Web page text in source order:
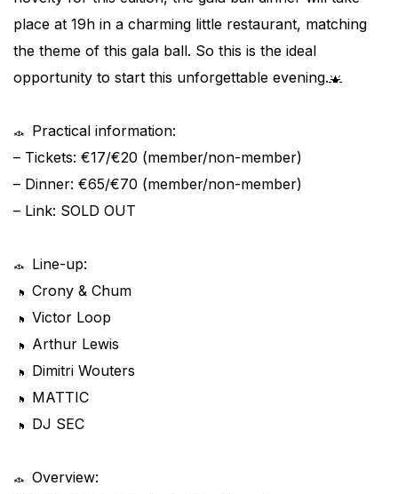
place at 19h in a charming little restaurant, matching
the theme of this gala ball. So this is the ideal
opportunity to start this unforgettable evening.
Practical information:
– Tickets: €17/€20 (member/non-member)
– Dinner: €65/€70 (member/non-member)
– Link: SOLD OUT
Line-up:
Crony & Chum
Victor Loop
Arthur Lewis
Dimitri Wouters
MATTIC
DJ SEC
Overview: